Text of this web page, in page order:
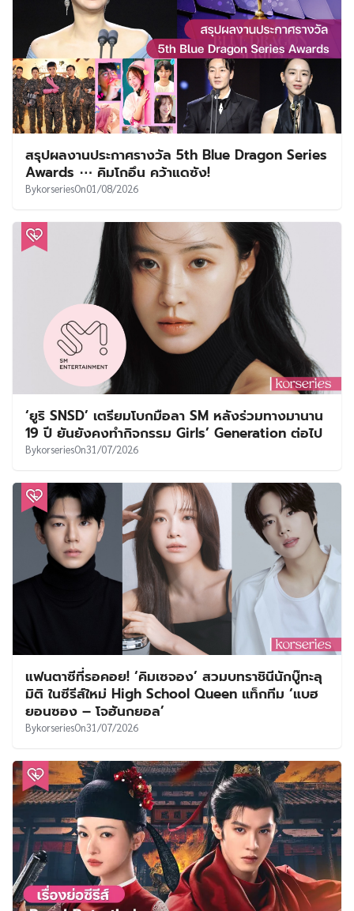
สรุปผลงานประกาศรางวัล 5th Blue Dragon Series
Awards ⋯ คิมโกอึน คว้าแดซัง!
BykorseriesOn01/08/2026
‘ยูริ SNSD’ เตรียมโบกมือลา SM หลังร่วมทางมานาน
19 ปี ยันยังคงทำกิจกรรม Girls’ Generation ต่อไป
BykorseriesOn31/07/2026
แฟนตาซีที่รอคอย! ‘คิมเซจอง’ สวมบทราชินีนักบู๊ทะลุ
มิติ ในซีรีส์ใหม่ High School Queen แท็กทีม ‘แบฮ
ยอนซอง – โจฮันกยอล’
BykorseriesOn31/07/2026